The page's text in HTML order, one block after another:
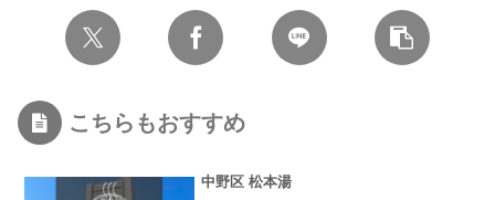
こちらもおすすめ
中野区 松本湯